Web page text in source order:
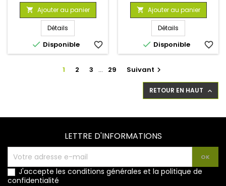
de
base
 Ajouter au panier
Détails
 Disponible favorite_border
de
base
 Ajouter au panier
Détails
 Disponible favorite_border
1 2 3 … 29 Suivant 
RETOUR EN HAUT 
LETTRE D'INFORMATIONS
J'accepte les conditions générales et la politique de
confidentialité